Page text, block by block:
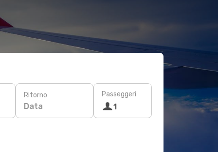
Ritorno
Data
Passeggeri
1